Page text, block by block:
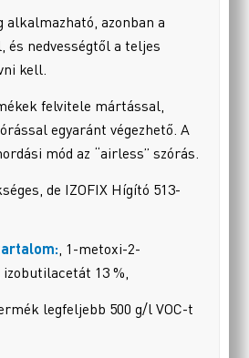
alkalmazható, azonban a
és nedvességtől a teljes
kell.
felvitele mártással,
egyaránt végezhető. A
mód az “airless” szórás.
de IZOFIX Hígító 513-
, 1-metoxi-2-
13 %,
legfeljebb 500 g/l VOC-t